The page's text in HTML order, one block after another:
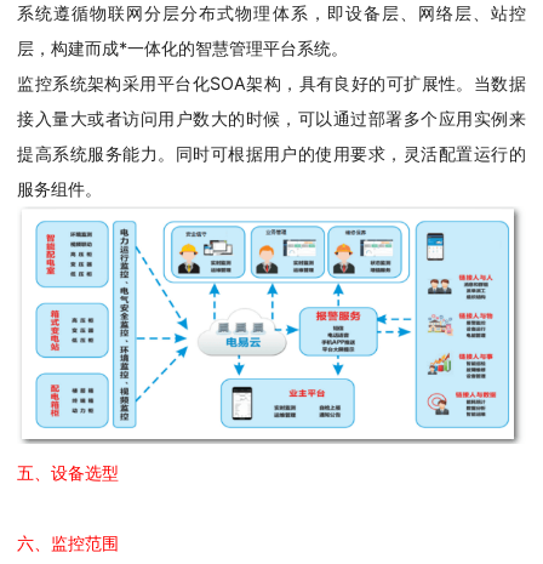
系统遵循物联网分层分布式物理体系，即设备层、网络层、站控
层，构建而成*一体化的智慧管理平台系统。
监控系统架构采用平台化SOA架构，具有良好的可扩展性。当数据
接入量大或者访问用户数大的时候，可以通过部署多个应用实例来
提高系统服务能力。同时可根据用户的使用要求，灵活配置运行的
服务组件。
五、设备选型
六、监控范围